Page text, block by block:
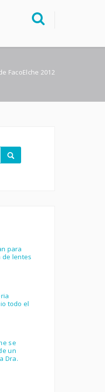
FacoElche 2012
para
de lentes
todo el
se
un
Dra.